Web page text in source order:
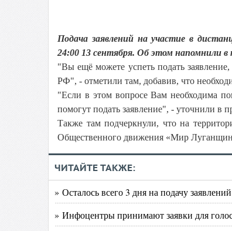
Подача заявлений на участие в
24:00 13 сентября. Об этом напомнили
"Вы ещё можете успеть подать заявление,
РФ", - отметили там, добавив, что
"Если в этом вопросе Вам необходима
помогут подать заявление", - уточнили в
Также там подчеркнули, что на
Общественного движения «Мир
ЧИТАЙТЕ ТАКЖЕ:
» Осталось всего 3 дня на подачу
» Инфоцентры принимают заявки для